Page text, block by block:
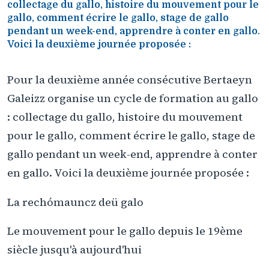
collectage du gallo, histoire du mouvement pour le
gallo, comment écrire le gallo, stage de gallo
pendant un week-end, apprendre à conter en gallo.
Voici la deuxième journée proposée :
Pour la deuxième année consécutive Bertaeyn
Galeizz organise un cycle de formation au gallo
: collectage du gallo, histoire du mouvement
pour le gallo, comment écrire le gallo, stage de
gallo pendant un week-end, apprendre à conter
en gallo. Voici la deuxième journée proposée :
La rechómauncz deü galo
Le mouvement pour le gallo depuis le 19ème
siècle jusqu'à aujourd'hui